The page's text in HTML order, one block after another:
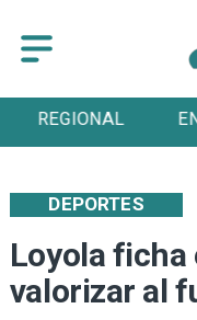
REGIONAL
Loyola ficha
valorizar al
DEPORTES